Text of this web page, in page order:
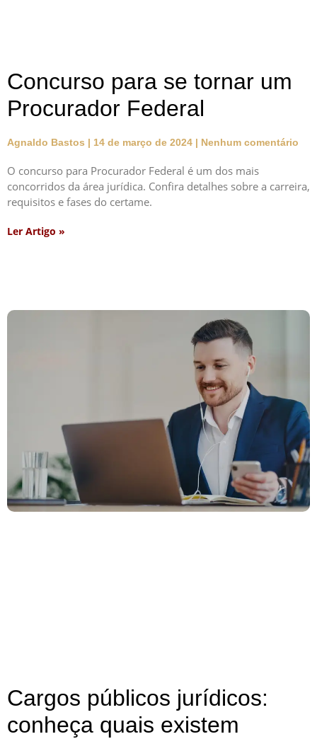
Concurso para se tornar um
Procurador Federal
Agnaldo Bastos 14 de março de 2024 Nenhum comentário
O concurso para Procurador Federal é um dos mais
concorridos da área jurídica. Confira detalhes sobre a carreira,
requisitos e fases do certame.
Ler Artigo »
Cargos públicos jurídicos:
conheça quais existem